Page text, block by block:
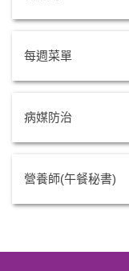
每週菜單
病媒防治
營養師(午餐秘書)